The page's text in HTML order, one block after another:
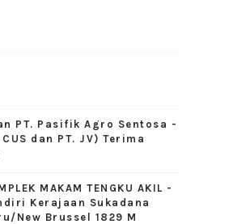
PT. Pasifik Agro Sentosa -
dan PT. JV) Terima
MAKAM TENGKU AKIL -
Kerajaan Sukadana
New Brussel 1829 M